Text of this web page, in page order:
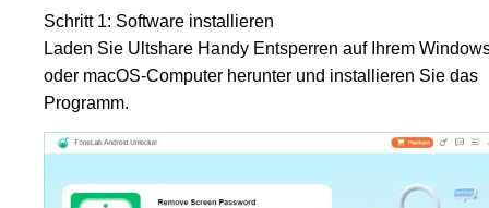
Schritt 1: Software installieren
Laden Sie Ultshare Handy Entsperren auf Ihrem
oder macOS-Computer herunter und installieren Sie das
Programm.